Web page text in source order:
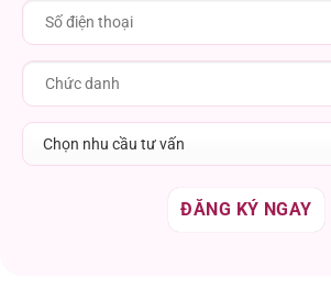
Chọn nhu cầu tư vấn